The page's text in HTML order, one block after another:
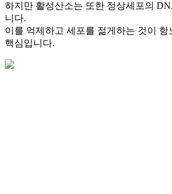
하지만 활성산소는 또한 정상세포의
니다.
이를 억제하고 세포를 젊게하는 것이 항
핵심입니다.